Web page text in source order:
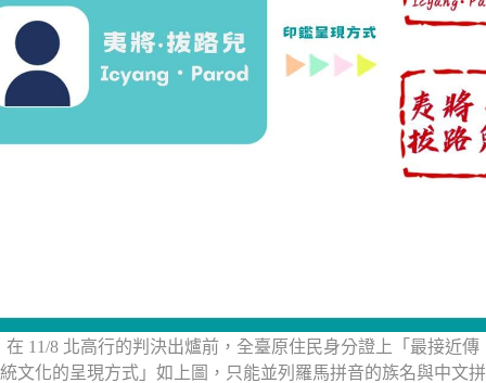
在 11/8 北高行的判決出爐前，全臺原住民身分證上「最接近傳
統文化的呈現方式」如上圖，只能並列羅馬拼音的族名與中文拼